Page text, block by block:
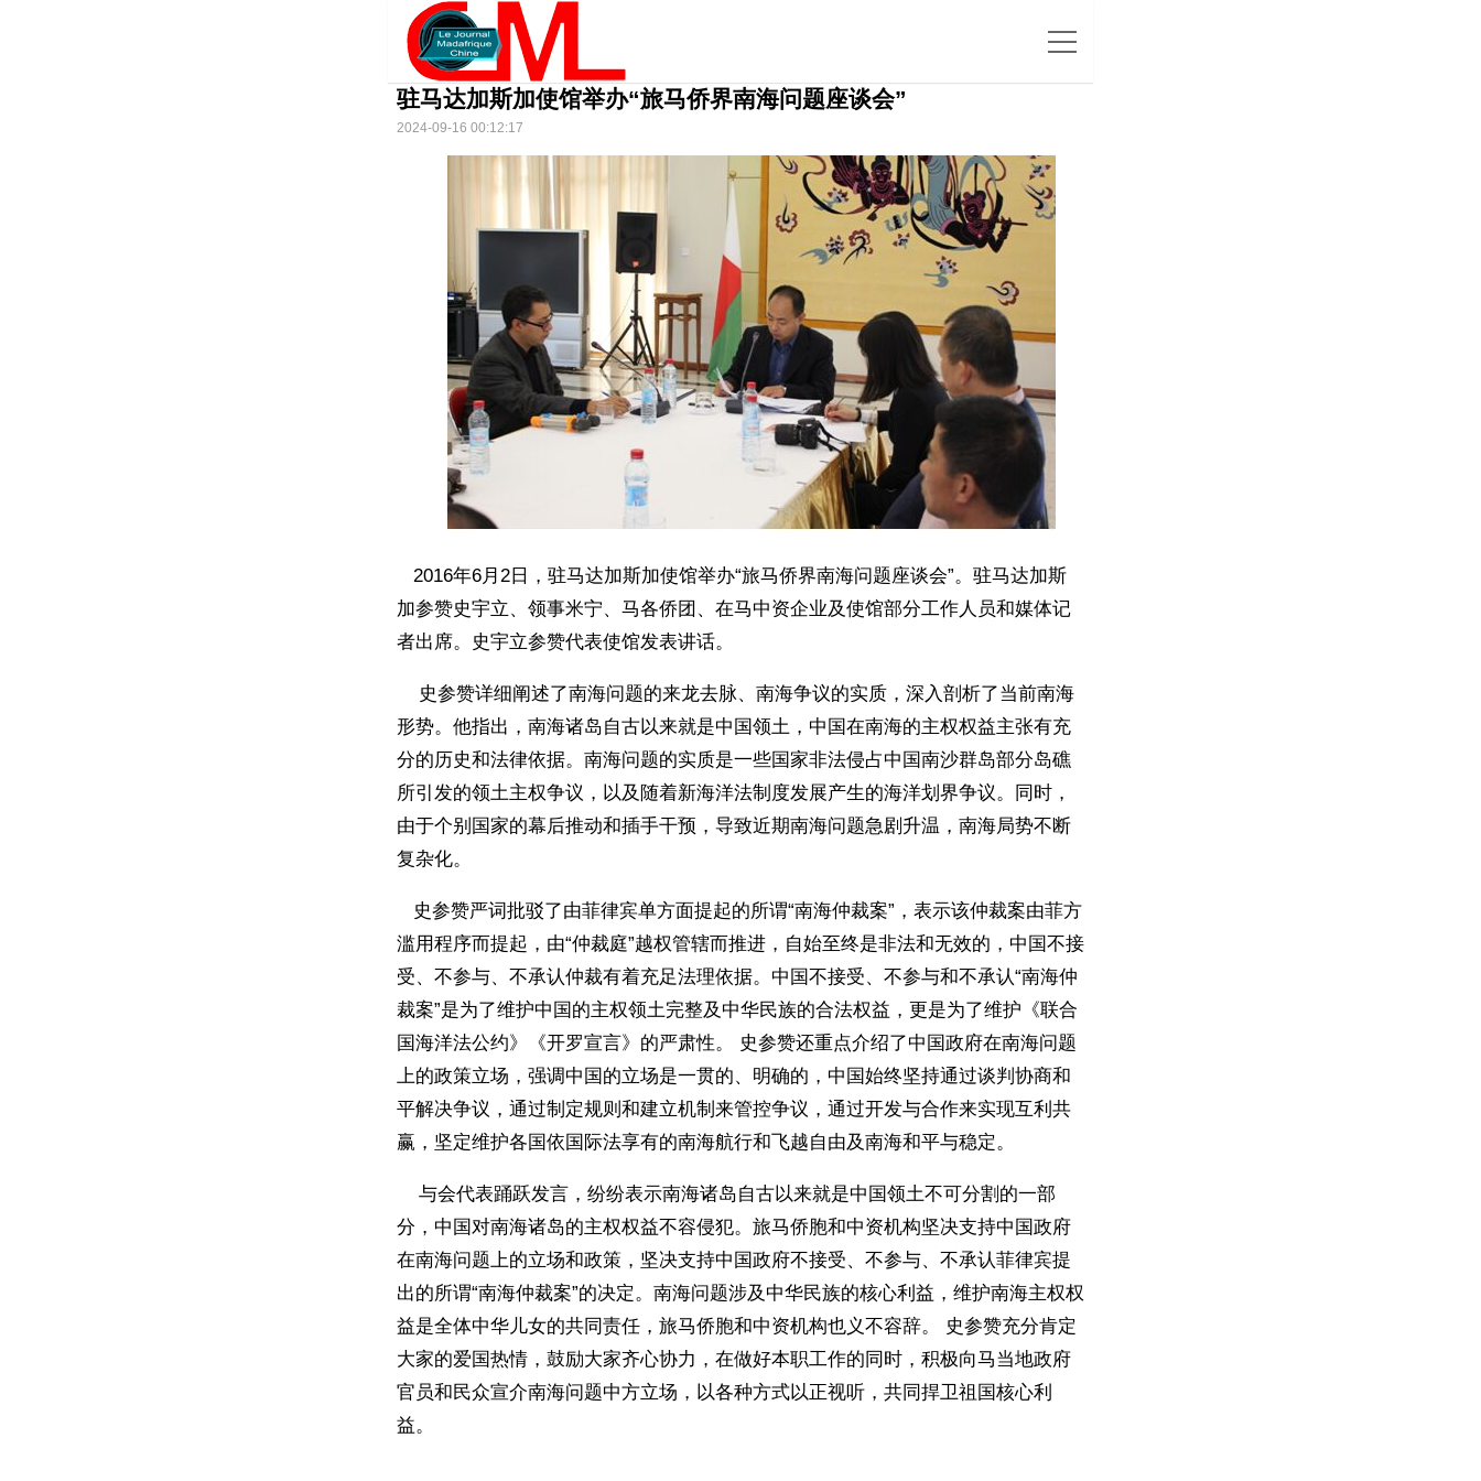
驻马达加斯加使馆举办“旅马侨界南海问题座谈会”
2024-09-16 00:12:17
2016年6月2日，驻马达加斯加使馆举办“旅马侨界南海问题座谈会”。驻马达加斯
加参赞史宇立、领事米宁、马各侨团、在马中资企业及使馆部分工作人员和媒体记
者出席。史宇立参赞代表使馆发表讲话。
史参赞详细阐述了南海问题的来龙去脉、南海争议的实质，深入剖析了当前南海
形势。他指出，南海诸岛自古以来就是中国领土，中国在南海的主权权益主张有充
分的历史和法律依据。南海问题的实质是一些国家非法侵占中国南沙群岛部分岛礁
所引发的领土主权争议，以及随着新海洋法制度发展产生的海洋划界争议。同时，
由于个别国家的幕后推动和插手干预，导致近期南海问题急剧升温，南海局势不断
复杂化。
史参赞严词批驳了由菲律宾单方面提起的所谓“南海仲裁案”，表示该仲裁案由菲方
滥用程序而提起，由“仲裁庭”越权管辖而推进，自始至终是非法和无效的，中国不接
受、不参与、不承认仲裁有着充足法理依据。中国不接受、不参与和不承认“南海仲
裁案”是为了维护中国的主权领土完整及中华民族的合法权益，更是为了维护《联合
国海洋法公约》《开罗宣言》的严肃性。 史参赞还重点介绍了中国政府在南海问题
上的政策立场，强调中国的立场是一贯的、明确的，中国始终坚持通过谈判协商和
平解决争议，通过制定规则和建立机制来管控争议，通过开发与合作来实现互利共
赢，坚定维护各国依国际法享有的南海航行和飞越自由及南海和平与稳定。
与会代表踊跃发言，纷纷表示南海诸岛自古以来就是中国领土不可分割的一部
分，中国对南海诸岛的主权权益不容侵犯。旅马侨胞和中资机构坚决支持中国政府
在南海问题上的立场和政策，坚决支持中国政府不接受、不参与、不承认菲律宾提
出的所谓“南海仲裁案”的决定。南海问题涉及中华民族的核心利益，维护南海主权权
益是全体中华儿女的共同责任，旅马侨胞和中资机构也义不容辞。 史参赞充分肯定
大家的爱国热情，鼓励大家齐心协力，在做好本职工作的同时，积极向马当地政府
官员和民众宣介南海问题中方立场，以各种方式以正视听，共同捍卫祖国核心利
益。